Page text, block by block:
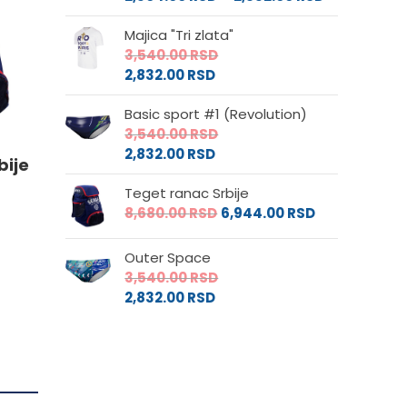
od
cena:
2,832.00 RSD
Majica "Tri zlata"
3,540.00RSD
2,832.00RSD
Basic sport #1 (Revolution)
3,540.00RSD
2,832.00RSD
Teget ranac Srbije
8,680.00RSD 6,944.00RSD
Outer Space
3,540.00RSD
2,832.00RSD